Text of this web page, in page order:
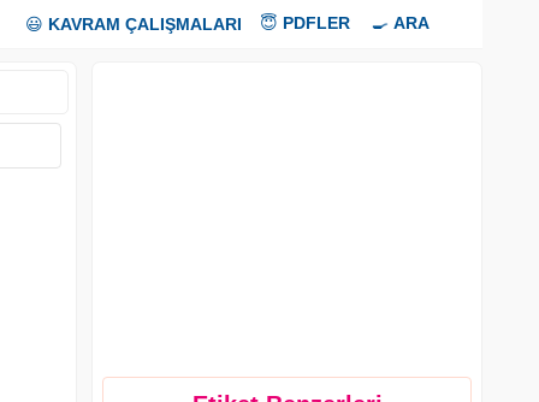
😃 KAVRAM ÇALIŞMALARI 😇 PDFLER 🍳 ARA